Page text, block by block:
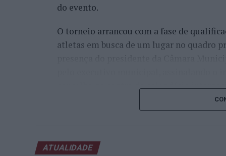
do evento.
O torneio arrancou com a fase de
atletas em busca de um lugar no quadro
concelho no centro do calendário
Apesar das desistências de última hora
pelo italiano Luciano Darderi, pelo
ATUALIDADE